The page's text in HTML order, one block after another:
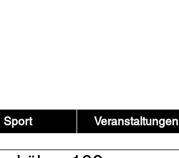
Sport Veranstaltungen